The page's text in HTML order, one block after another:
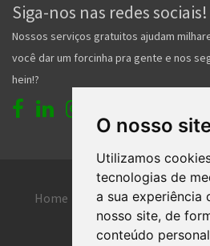
O nosso
Utilizamos
tecnologias de
a sua experiência
nosso site, de
conteúdo
Siga-nos nas redes sociais!
Nossos serviços gratuitos ajudam
você dar um forcinha pra gente e nos
hein!?
Home Entrar
Contato